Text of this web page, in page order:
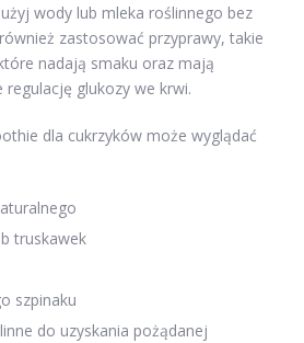
wody lub mleka roślinnego bez
zastosować przyprawy, takie
nadają smaku oraz mają
regulację glukozy we krwi.
dla cukrzyków może wyglądać
truskawek
szpinaku
do uzyskania pożądanej